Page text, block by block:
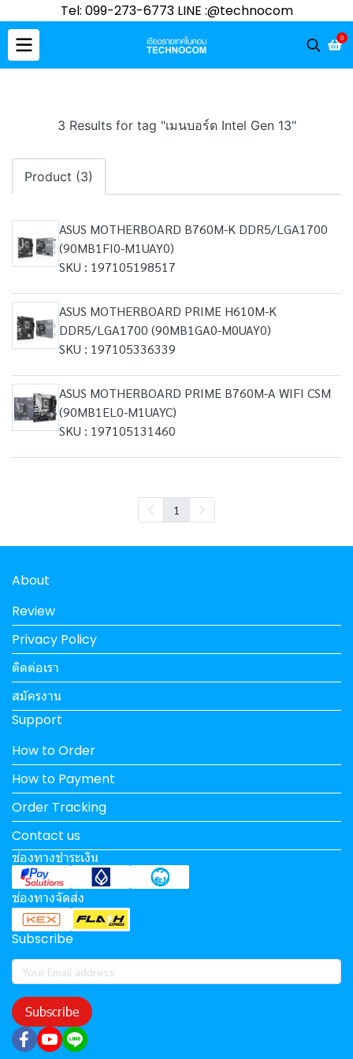
Tel: 099-273-6773 LINE :@technocom
0
3 Results for tag "เมนบอร์ด Intel Gen 13"
Product (3)
ASUS MOTHERBOARD B760M-K DDR5/LGA1700
(90MB1FI0-M1UAY0)
SKU : 197105198517
ASUS MOTHERBOARD PRIME H610M-K
DDR5/LGA1700 (90MB1GA0-M0UAY0)
SKU : 197105336339
ASUS MOTHERBOARD PRIME B760M-A WIFI CSM
(90MB1EL0-M1UAYC)
SKU : 197105131460
1
About
Review
Privacy Policy
ติดต่อเรา
สมัครงาน
Support
How to Order
How to Payment
Order Tracking
Contact us
ช่องทางชำระเงิน
ช่องทางจัดส่ง
Subscribe
Subscribe